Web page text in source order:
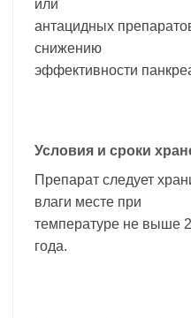
или
антацидных
снижению
эффективности
Условия и сроки
Препарат следует
влаги месте при
температуре не выше
года.